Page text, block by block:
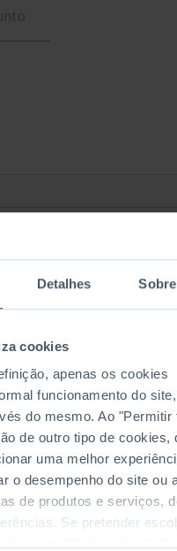
Detalhes
cookies
apenas os cookies
funcionamento do
do mesmo. Ao "Permitir
de outro tipo de cookies,
uma melhor
o desempenho do site ou
de produtos e serviços,
Se pretender